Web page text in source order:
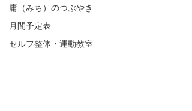
庸（みち）のつぶやき
月間予定表
セルフ整体・運動教室